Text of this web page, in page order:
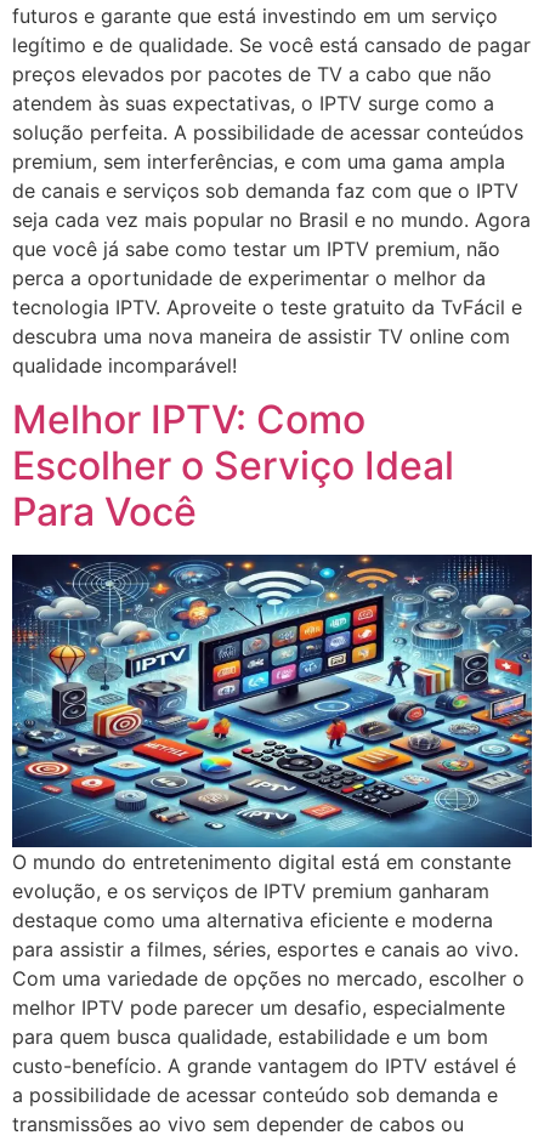
futuros e garante que está investindo em um serviço
legítimo e de qualidade. Se você está cansado de pagar
preços elevados por pacotes de TV a cabo que não
atendem às suas expectativas, o IPTV surge como a
solução perfeita. A possibilidade de acessar conteúdos
premium, sem interferências, e com uma gama ampla
de canais e serviços sob demanda faz com que o IPTV
seja cada vez mais popular no Brasil e no mundo. Agora
que você já sabe como testar um IPTV premium, não
perca a oportunidade de experimentar o melhor da
tecnologia IPTV. Aproveite o teste gratuito da TvFácil e
descubra uma nova maneira de assistir TV online com
qualidade incomparável!
Melhor IPTV: Como
Escolher o Serviço Ideal
Para Você
O mundo do entretenimento digital está em constante
evolução, e os serviços de IPTV premium ganharam
destaque como uma alternativa eficiente e moderna
para assistir a filmes, séries, esportes e canais ao vivo.
Com uma variedade de opções no mercado, escolher o
melhor IPTV pode parecer um desafio, especialmente
para quem busca qualidade, estabilidade e um bom
custo-benefício. A grande vantagem do IPTV estável é
a possibilidade de acessar conteúdo sob demanda e
transmissões ao vivo sem depender de cabos ou